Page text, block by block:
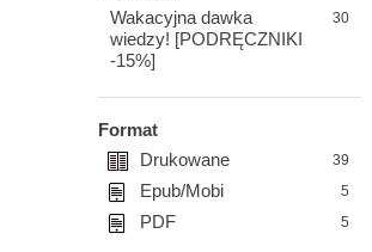
Wakacyjna dawka
wiedzy! [PODRĘCZNIKI
-15%]
30
Format
Drukowane
39
Epub/Mobi 5
PDF 5